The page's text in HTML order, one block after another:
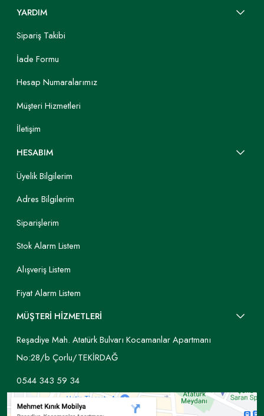
YARDIM
Sipariş Takibi
İade Formu
Hesap Numaralarımız
Müşteri Hizmetleri
İletişim
HESABIM
Üyelik Bilgilerim
Adres Bilgilerim
Siparişlerim
Stok Alarm Listem
Alışveriş Listem
Fiyat Alarm Listem
MÜŞTERİ HİZMETLERİ
Reşadiye Mah. Atatürk Bulvarı Kocamanlar Apartmanı
No:28/b Çorlu/TEKİRDAĞ
0544 343 59 34